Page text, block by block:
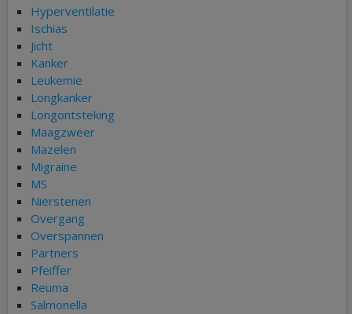
Hyperventilatie
Ischias
Jicht
Kanker
Leukemie
Longkanker
Longontsteking
Maagzweer
Mazelen
Migraine
MS
Nierstenen
Overgang
Overspannen
Partners
Pfeiffer
Reuma
Salmonella